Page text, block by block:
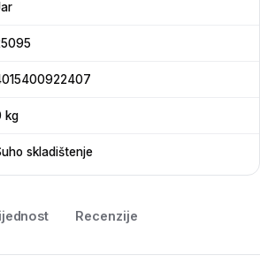
Recenzije
kg
skladištenje